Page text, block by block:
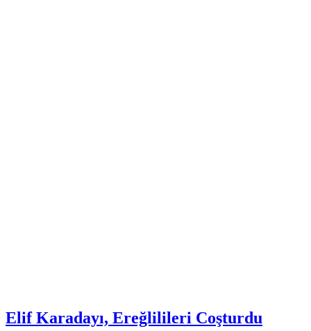
Elif Karadayı, Ereğlilileri Coşturdu